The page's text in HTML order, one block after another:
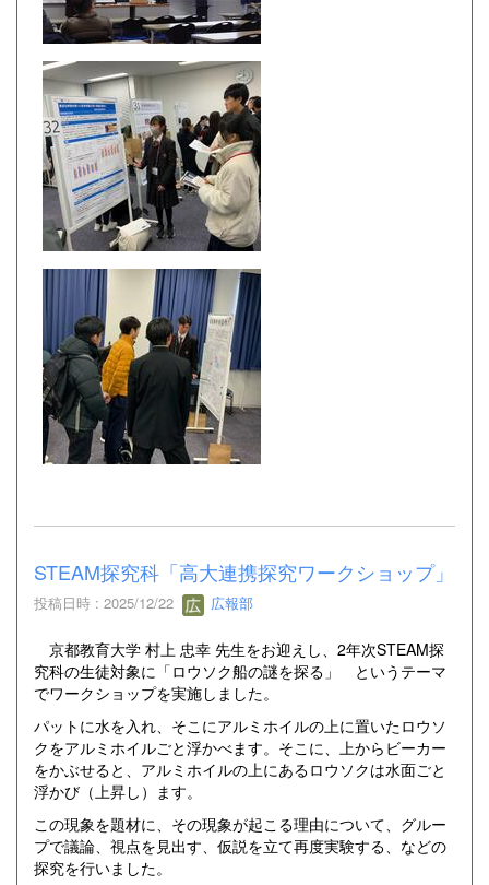
STEAM探究科「高大連携探究ワークショップ」
投稿日時 : 2025/12/22 広報部
京都教育大学 村上 忠幸 先生をお迎えし、2年次STEAM探
究科の生徒対象に「ロウソク船の謎を探る」 というテーマ
でワークショップを実施しました。
パットに水を入れ、そこにアルミホイルの上に置いたロウソ
クをアルミホイルごと浮かべます。そこに、上からビーカー
をかぶせると、アルミホイルの上にあるロウソクは水面ごと
浮かび（上昇し）ます。
この現象を題材に、その現象が起こる理由について、グルー
プで議論、視点を見出す、仮説を立て再度実験する、などの
探究を行いました。